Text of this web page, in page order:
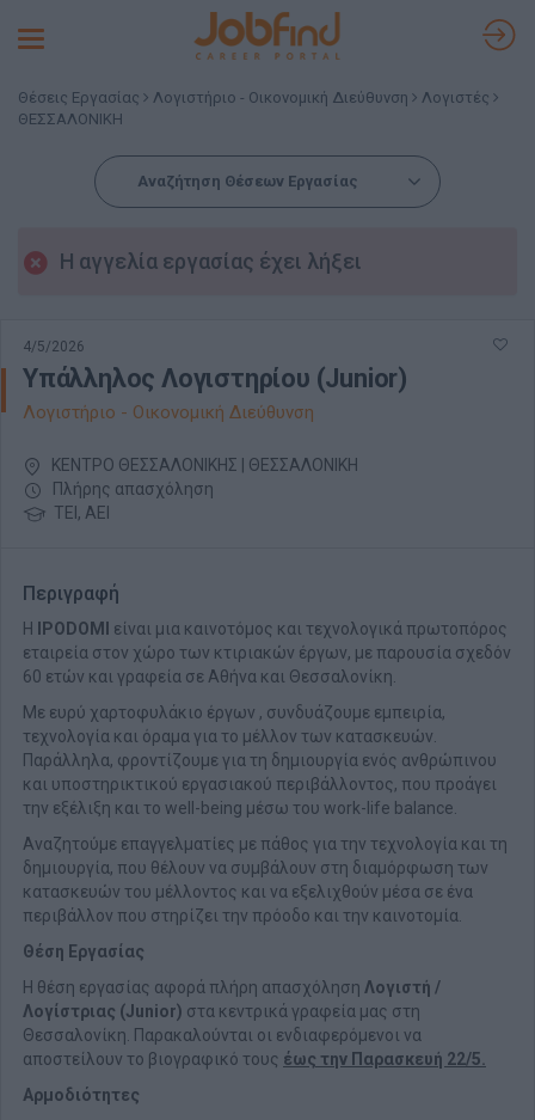
Toggle
Θέσεις Εργασίας Λογιστήριο - Οικονομική Διεύθυνση
Λογιστές
ΘΕΣΣΑΛΟΝΙΚΗ
Αναζήτηση Θέσεων Εργασίας
Η αγγελία εργασίας έχει λήξει
4/5/2026
Υπάλληλος Λογιστηρίου (Junior)
Λογιστήριο - Οικονομική Διεύθυνση
ΚΕΝΤΡΟ ΘΕΣΣΑΛΟΝΙΚΗΣ | ΘΕΣΣΑΛΟΝΙΚΗ
Πλήρης απασχόληση
ΤΕΙ, ΑΕΙ
Περιγραφή
Η IPODOMI
είναι μια καινοτόμος και τεχνολογικά πρωτοπόρος
εταιρεία στον χώρο των κτιριακών έργων, με παρουσία σχεδόν
60 ετών και γραφεία σε Αθήνα και Θεσσαλονίκη.
Με ευρύ χαρτοφυλάκιο έργων , συνδυάζουμε εμπειρία,
τεχνολογία και όραμα για το μέλλον των κατασκευών.
Παράλληλα, φροντίζουμε για τη δημιουργία ενός ανθρώπινου
και υποστηρικτικού εργασιακού περιβάλλοντος, που προάγει
την εξέλιξη και το well-being μέσω του work-life balance.
Αναζητούμε επαγγελματίες με πάθος για την τεχνολογία και τη
δημιουργία, που θέλουν να συμβάλουν στη διαμόρφωση των
κατασκευών του μέλλοντος και να εξελιχθούν μέσα σε ένα
περιβάλλον που στηρίζει την πρόοδο και την καινοτομία.
Θέση Εργασίας
Η θέση εργασίας αφορά πλήρη απασχόληση Λογιστή /
Λογίστριας (Junior) στα κεντρικά γραφεία μας στη
Θεσσαλονίκη. Παρακαλούνται οι ενδιαφερόμενοι να
αποστείλουν το βιογραφικό τους έως την Παρασκευή 22/5.
Αρμοδιότητες